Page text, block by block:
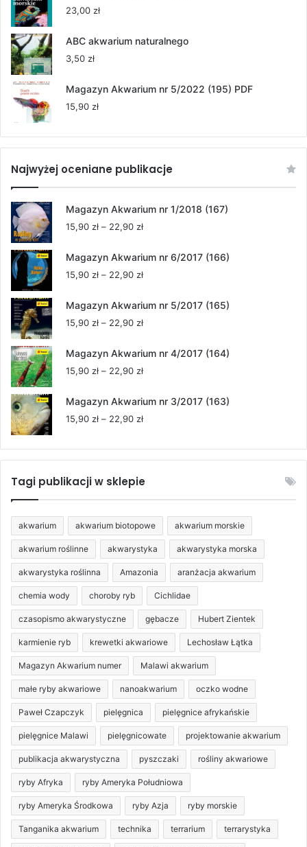
23,00 zł
ABC akwarium naturalnego
3,50 zł
Magazyn Akwarium nr 5/2022 (195) PDF
15,90 zł
Najwyżej oceniane publikacje
Magazyn Akwarium nr 1/2018 (167)
15,90 zł – 22,90 złZakres
od
Magazyn Akwarium nr 6/2017 (166)
15,90 zł – 22,90 złZakres
od
Magazyn Akwarium nr 5/2017 (165)
15,90 zł – 22,90 złZakres
od
Magazyn Akwarium nr 4/2017 (164)
15,90 zł – 22,90 złZakres
od
Magazyn Akwarium nr 3/2017 (163)
15,90 zł – 22,90 złZakres
od
15,90 zł
Tagi publikacji w sklepie
akwarium akwarium biotopowe akwarium morskie
akwarium roślinne akwarystyka akwarystyka morska
akwarystyka roślinna Amazonia aranżacja akwarium
chemia wody choroby ryb Cichlidae
czasopismo akwarystyczne gębacze Hubert Zientek
karmienie ryb krewetki akwariowe Lechosław Łątka
Magazyn Akwarium numer Malawi akwarium
małe ryby akwariowe nanoakwarium oczko wodne
Paweł Czapczyk pielęgnica pielęgnice afrykańskie
pielęgnice Malawi pielęgnicowate projektowanie akwarium
publikacja akwarystyczna pyszczaki rośliny akwariowe
ryby Afryka ryby Ameryka Południowa
ryby Ameryka Środkowa ryby Azja ryby morskie
Tanganika akwarium technika terrarium terrarystyka